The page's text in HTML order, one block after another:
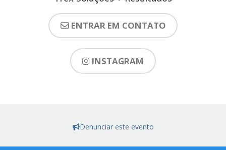
ENTRAR EM CONTATO
INSTAGRAM
Denunciar este evento